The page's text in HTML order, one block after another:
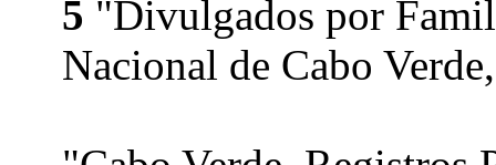
5 "Divulgados por
Nacional de Cabo